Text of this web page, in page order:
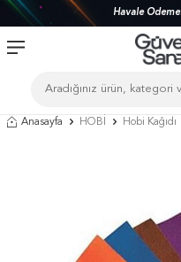
Havale
Anasayfa HOBİ Hobi Kağıdı